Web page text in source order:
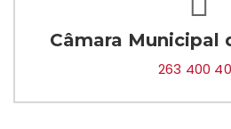
Câmara Municipal
263 400